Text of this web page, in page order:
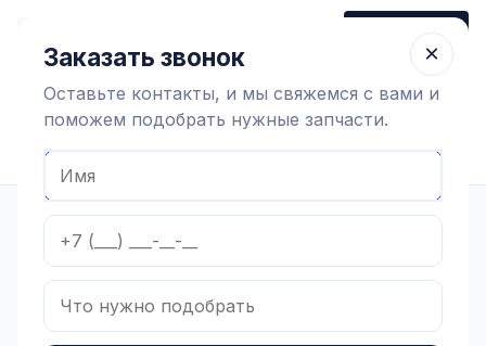
Заказать звонок
Доильные аппараты
Зажим шланговый пластиковый
В наличии
×
Заказать звонок
Оставьте контакты, и мы свяжемся с вами и
поможем подобрать нужные запчасти.